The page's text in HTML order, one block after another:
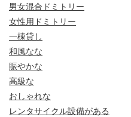
男女混合ドミトリー
女性用ドミトリー
一棟貸し
和風なな
賑やかな
高級な
おしゃれな
レンタサイクル設備がある